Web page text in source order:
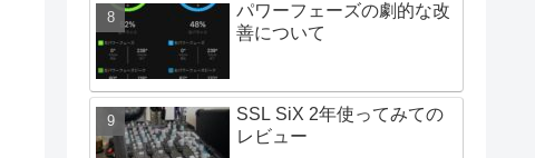
パワーフェーズの劇的な改
善について
SSL SiX 2年使ってみての
レビュー